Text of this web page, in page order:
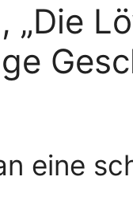
„Die
eine